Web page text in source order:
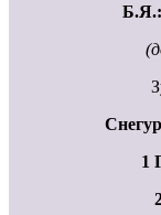
Б.Я.:
1